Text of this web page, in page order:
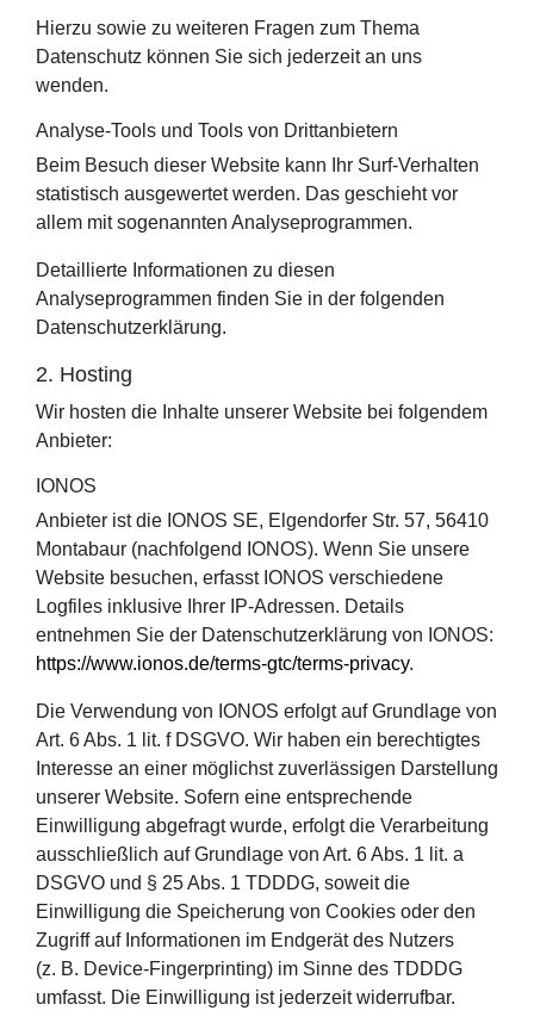
Hierzu sowie zu weiteren Fragen zum Thema
Datenschutz können Sie sich jederzeit an uns
wenden.
Analyse-Tools und Tools von Dritt­anbietern
Beim Besuch dieser Website kann Ihr Surf-Verhalten
statistisch ausgewertet werden. Das geschieht vor
allem mit sogenannten Analyseprogrammen.
Detaillierte Informationen zu diesen
Analyseprogrammen finden Sie in der folgenden
Datenschutzerklärung.
2. Hosting
Wir hosten die Inhalte unserer Website bei folgendem
Anbieter:
IONOS
Anbieter ist die IONOS SE, Elgendorfer Str. 57, 56410
Montabaur (nachfolgend IONOS). Wenn Sie unsere
Website besuchen, erfasst IONOS verschiedene
Logfiles inklusive Ihrer IP-Adressen. Details
entnehmen Sie der Datenschutzerklärung von IONOS:
https://www.ionos.de/terms-gtc/terms-privacy.
Die Verwendung von IONOS erfolgt auf Grundlage von
Art. 6 Abs. 1 lit. f DSGVO. Wir haben ein berechtigtes
Interesse an einer möglichst zuverlässigen Darstellung
unserer Website. Sofern eine entsprechende
Einwilligung abgefragt wurde, erfolgt die Verarbeitung
ausschließlich auf Grundlage von Art. 6 Abs. 1 lit. a
DSGVO und § 25 Abs. 1 TDDDG, soweit die
Einwilligung die Speicherung von Cookies oder den
Zugriff auf Informationen im Endgerät des Nutzers
(z. B. Device-Fingerprinting) im Sinne des TDDDG
umfasst. Die Einwilligung ist jederzeit widerrufbar.